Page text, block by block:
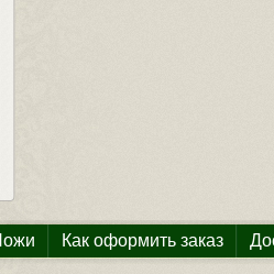
Как оформить заказ